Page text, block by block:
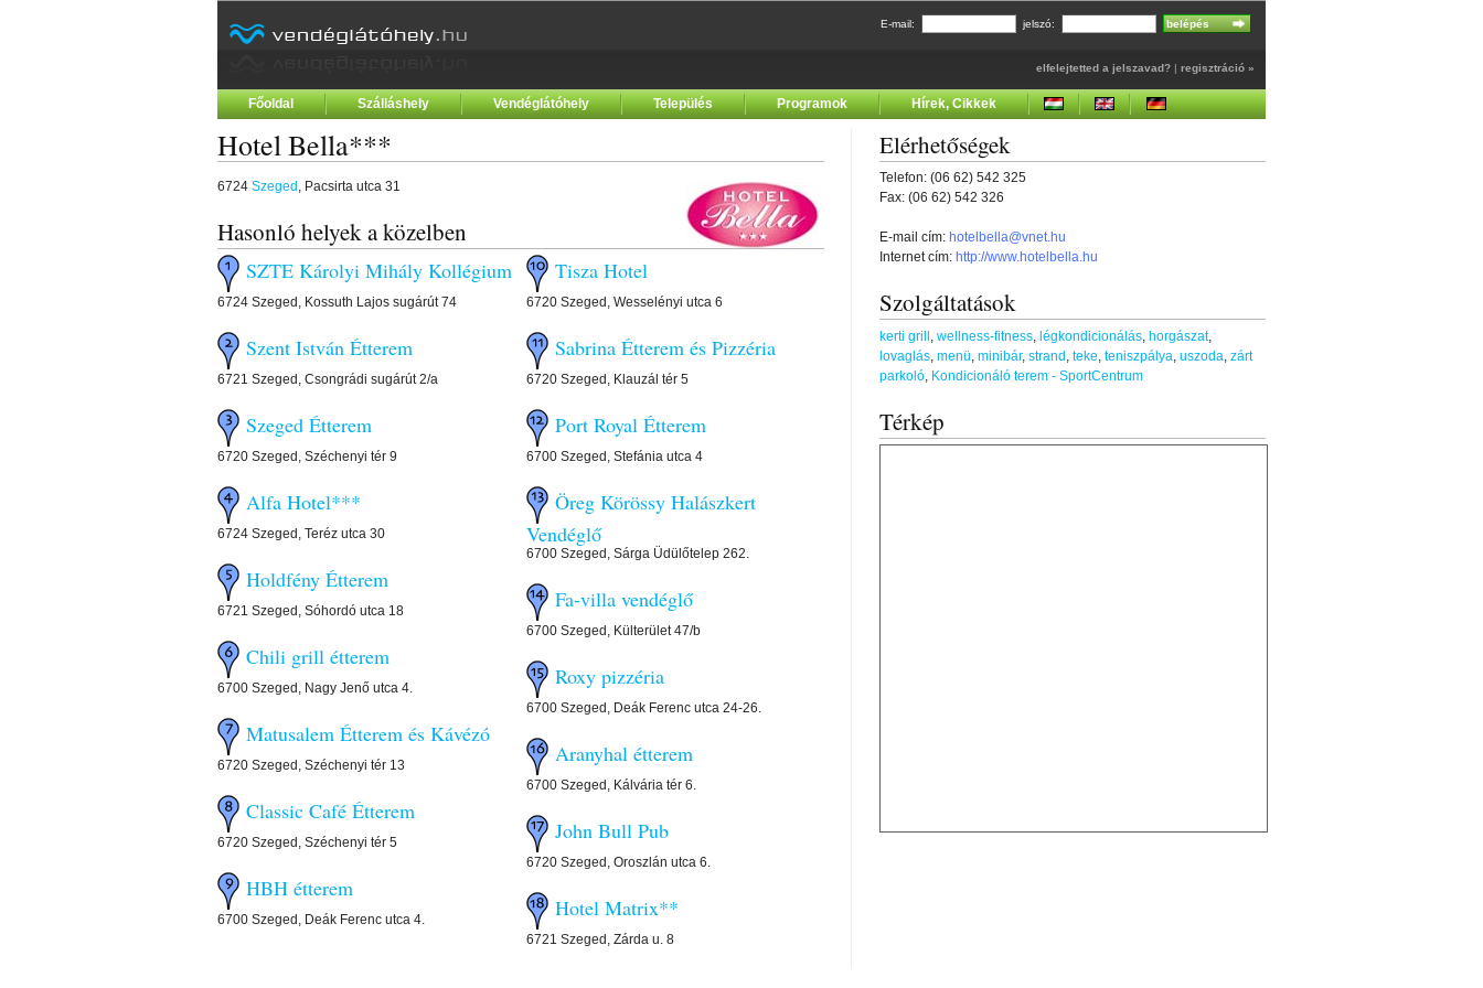
E-mail: jelszó:
elfelejtetted a jelszavad? | regisztráció »
Főoldal Szálláshely Vendéglátóhely Település Programok Hírek, Cikkek
Hotel Bella***
6724 Szeged , Pacsirta utca 31
Hasonló helyek a közelben
SZTE Károlyi Mihály Kollégium
6724 Szeged, Kossuth Lajos sugárút 74
Szent István Étterem
6721 Szeged, Csongrádi sugárút 2/a
Szeged Étterem
6720 Szeged, Széchenyi tér 9
Alfa Hotel***
6724 Szeged, Teréz utca 30
Holdfény Étterem
6721 Szeged, Sóhordó utca 18
Chili grill étterem
6700 Szeged, Nagy Jenő utca 4.
Matusalem Étterem és Kávézó
6720 Szeged, Széchenyi tér 13
Classic Café Étterem
6720 Szeged, Széchenyi tér 5
HBH étterem
6700 Szeged, Deák Ferenc utca 4.
Tisza Hotel
6720 Szeged, Wesselényi utca 6
Sabrina Étterem és Pizzéria
6720 Szeged, Klauzál tér 5
Port Royal Étterem
6700 Szeged, Stefánia utca 4
Öreg Körössy Halászkert
Vendéglő
6700 Szeged, Sárga Üdülőtelep 262.
Fa-villa vendéglő
6700 Szeged, Külterület 47/b
Roxy pizzéria
6700 Szeged, Deák Ferenc utca 24-26.
Aranyhal étterem
6700 Szeged, Kálvária tér 6.
John Bull Pub
6720 Szeged, Oroszlán utca 6.
Hotel Matrix**
6721 Szeged, Zárda u. 8
Elérhetőségek
Telefon: (06 62) 542 325
Fax: (06 62) 542 326
E-mail cím: hotelbella@vnet.hu
Internet cím: http://www.hotelbella.hu
Szolgáltatások
kerti grill wellness-fitness légkondicionálás horgászat,
lovaglás menü minibár, strand teke teniszpálya uszoda zárt
parkoló Kondicionáló terem - SportCentrum
Térkép